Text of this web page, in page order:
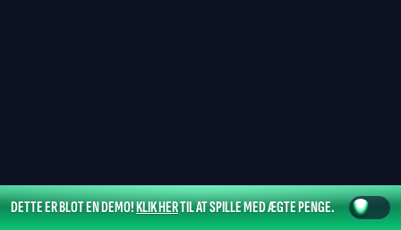
DETTE ER BLOT EN DEMO!KLIK HERTIL AT SPILLE MED ÆGTE PENGE.